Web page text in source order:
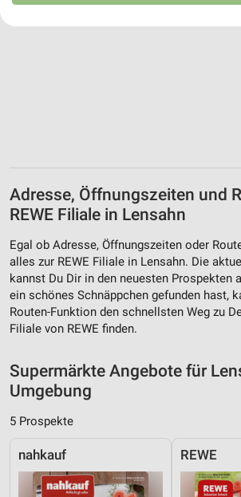
Adresse, Öffnungszeiten und
REWE Filiale in Lensahn
Egal ob Adresse, Öffnungszeiten oder
alles zur REWE Filiale in Lensahn. Die
kannst Du Dir in den neuesten Prospekten
ein schönes Schnäppchen gefunden hast,
Routen-Funktion den schnellsten Weg zu
Filiale von REWE finden.
Supermärkte Angebote für
Umgebung
5 Prospekte
nahkauf REWE
Website/App.
Erstellung von Profilen für personalisierte
Werbung
Verwendung von Profilen zur Auswahl
personalisierter Werbung
Erstellung von Profilen zur
von Inhalten
Messung der Werbeleistung
Messung der Performance von Inhalten
Analyse von Zielgruppen durch Statistiken
Kombinationen von Daten aus
Quellen